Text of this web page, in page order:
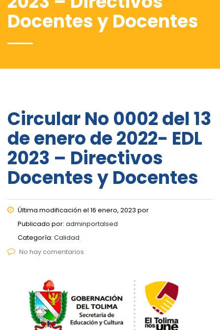
Docentes y Docentes
Circular No 0002 del 13
de enero de 2022- EDL
2023 – Directivos
Docentes y Docentes
Última modificación el 16 enero, 2023 por
Publicado por: adminportalsed
Categoría: Calidad
No hay comentarios